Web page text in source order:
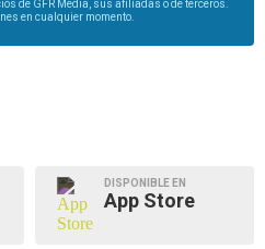
de GFR Media, sus afiliadas o de terceros.
en cualquier momento.
DISPONIBLE EN
App Store